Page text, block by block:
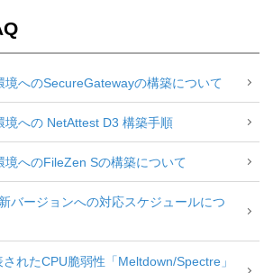
境へのSecureGatewayの構築について
境への NetAttest D3 構築手順
境へのFileZen Sの構築について
バージョンへの対応スケジュールにつ
れたCPU脆弱性「Meltdown/Spectre」